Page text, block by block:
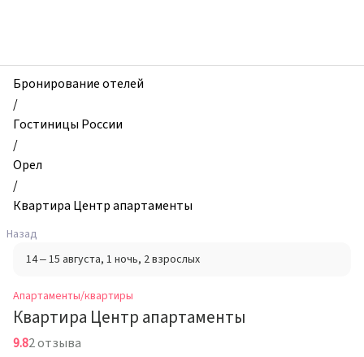
и
квартиры,
Квартира
Центр
апартаменты,
Орел,
Россия
Бронирование отелей
/
Гостиницы России
/
Орел
/
Квартира Центр апартаменты
Назад
14 – 15 августа, 1 ночь, 2 взрослых
Апартаменты/квартиры
Квартира Центр апартаменты
9.82 отзыва